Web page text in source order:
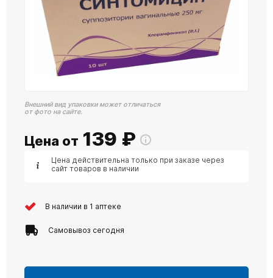
Внешний вид упаковки может отличаться
от фото на сайте.
Цена от 139 ₽
Цена действительна только при заказе через
сайт товаров в наличии
В наличии в 1 аптеке
Самовывоз сегодня